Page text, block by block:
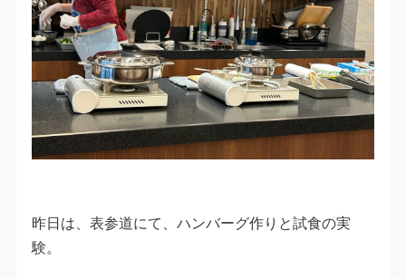
昨日は、表参道にて、ハンバーグ作りと試食の実
験。